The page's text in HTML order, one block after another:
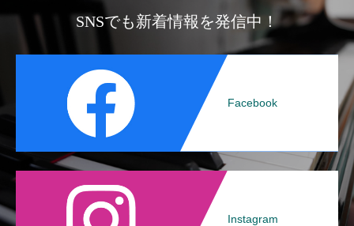
SNSでも新着情報を発信中！
Facebook
Instagram